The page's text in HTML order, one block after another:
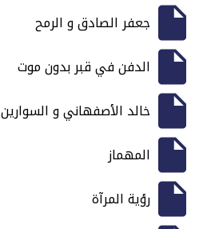
جعفر الصادق و الرمح
الدفن في قبر بدون موت
خالد الأصفهاني و السوارين
المهماز
رؤية المرآة